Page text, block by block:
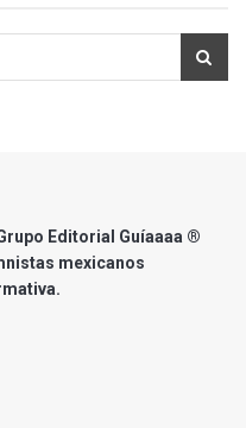
Editorial Guíaaaa ®
mexicanos